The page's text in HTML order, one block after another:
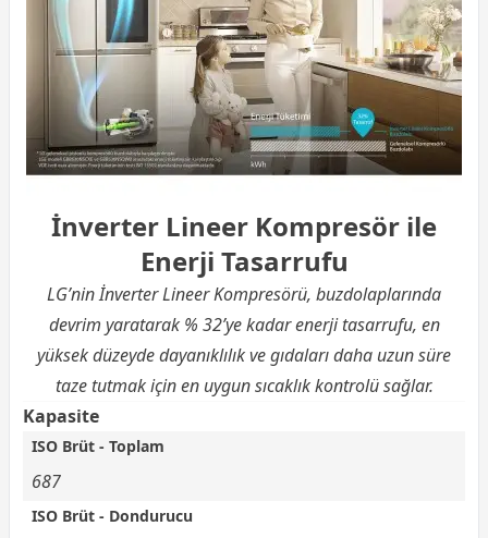
İnverter Lineer Kompresör ile
Enerji Tasarrufu
LG’nin İnverter Lineer Kompresörü, buzdolaplarında
devrim yaratarak % 32’ye kadar enerji tasarrufu, en
yüksek düzeyde dayanıklılık ve gıdaları daha uzun süre
taze tutmak için en uygun sıcaklık kontrolü sağlar.
Kapasite
ISO Brüt - Toplam
687
ISO Brüt - Dondurucu